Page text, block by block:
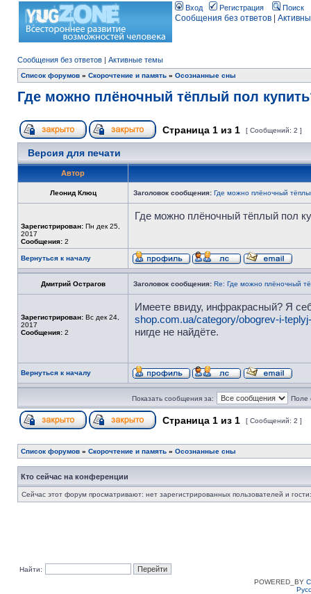
Вход Регистрация Поиск
Сообщения без ответов
Сообщения без ответов | Активные темы
Список форумов » Скорочтение и память » Осознанные сны
Где можно плёночный тёплый пол
Страница 1 из 1 [ Сообщений: 2 ]
Версия для печати
Автор
Леонид Клюц Заголовок сообщения: Где можно плёночный
Зарегистрирован: Пн дек 25,
2017
Сообщения: 2
Где можно плёночный тёплый пол
Вернуться к началу
Дмитрий Острагов Заголовок сообщения: Re: Где можно плёночный
Зарегистрирован: Вс дек 24,
2017
Сообщения: 2
Имеете ввиду, инфракрасный? Я
shop.com.ua/category/obogrev-i-
нигде не найдёте.
Вернуться к началу
Показать сообщения за: Поле
Страница 1 из 1 [ Сообщений: 2 ]
Список форумов » Скорочтение и память » Осознанные сны
Кто сейчас на конференции
Сейчас этот форум просматривают: нет зарегистрированных пользователей и
Найти:
POWERED_BY